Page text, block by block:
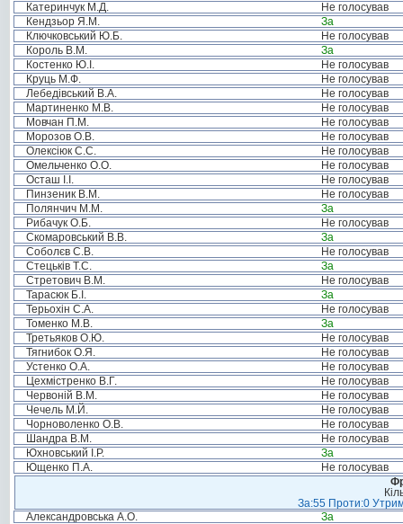
Катеринчук М.Д.
Не голосував
Кендзьор Я.М.
За
Ключковський Ю.Б.
Не голосував
Король В.М.
За
Костенко Ю.І.
Не голосував
Круць М.Ф.
Не голосував
Лебедівський В.А.
Не голосував
Мартиненко М.В.
Не голосував
Мовчан П.М.
Не голосував
Морозов О.В.
Не голосував
Олексіюк С.С.
Не голосував
Омельченко О.О.
Не голосував
Осташ І.І.
Не голосував
Пинзеник В.М.
Не голосував
Полянчич М.М.
За
Рибачук О.Б.
Не голосував
Скомаровський В.В.
За
Соболєв С.В.
Не голосував
Стецьків Т.С.
За
Стретович В.М.
Не голосував
Тарасюк Б.І.
За
Терьохін С.А.
Не голосував
Томенко М.В.
За
Третьяков О.Ю.
Не голосував
Тягнибок О.Я.
Не голосував
Устенко О.А.
Не голосував
Цехмістренко В.Г.
Не голосував
Червоній В.М.
Не голосував
Чечель М.Й.
Не голосував
Чорноволенко О.В.
Не голосував
Шандра В.М.
Не голосував
Юхновський І.Р.
За
Ющенко П.А.
Не голосував
За:55 Проти:0
Александровська А.О.
За